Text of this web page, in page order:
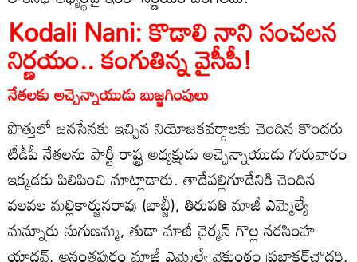
Kodali Nani: కొడాలి నాని సంచలన
నిర్ణయం.. కంగుతిన్న వైసీపీ!
నేతలకు అచ్చెన్నాయుడు బుజ్జగింపులు
పొత్తులో జనసేనకు ఇచ్చిన నియోజకవర్గాలకు చెందిన కొందరు
టీడీపీ నేతలను పార్టీ రాష్ట్ర అధ్యక్షుడు అచ్చెన్నాయుడు గురువారం
ఇక్కడకు పిలిపించి మాట్లాడారు. తాడేపల్లిగూడేనికి చెందిన
వలవల మల్లికార్జునరావు (బాబ్జీ), తిరుపతి మాజీ ఎమ్మెల్యే
మన్నూరు సుగుణమ్మ, తుడా మాజీ చైర్మన్‌ గొల్ల నరసింహ
యాదవ్‌, అనంతపురం మాజీ ఎమ్మెల్యే వైకుంఠం ప్రభాకర్‌చౌదరి,